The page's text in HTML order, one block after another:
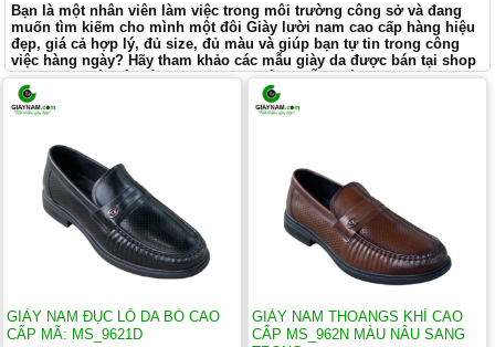
Bạn là một nhân viên làm việc trong môi trường công sở và đang
muốn tìm kiếm cho mình một đôi Giày lười nam cao cấp hàng hiệu
đẹp, giá cả hợp lý, đủ size, đủ màu và giúp bạn tự tin trong công
việc hàng ngày? Hãy tham khảo các mẫu giày da được bán tại shop
Giaynam dưới đây và lựa chọn cho mình mẫu phù hợp nhất.
Những mẫu giày lười nam cao cấp đẹp hàng hiệu
trong và ngoài nước với số lượng hạn chế. Chúng tôi luôn chọn lựa các
mẫu sản phẩm đẹp nhất, các mẫu mã của các dòng giày được các anh
em ưa thích như:giày lười thời trang nam cao cấp, giày công sở
nam, giày da buộc dây cao cấp xách tay
Đội ngũ nhập hàng của chúng tôi luôn luôn lựa những mẫu
giày lười cao
có kiểu dáng đặc biệt, có điểm nổi bật riêng chứ không bao giờ chọn
các mẫu giày nam na ná giống nhau. Vì vậy, bạn có thể yên tâm đôi giày
bạn mua về sẽ không bị đụng hàng, luôn luôn đẹp theo một cách riêng
Giày mọi nam xách tay giá tốt
GIÀY NAM ĐỤC LỖ DA BÒ CAO
CẤP MÃ: MS_9621D
GIÀY NAM THOANGS KHÍ CAO
CẤP MS_962N MÀU NÂU SANG